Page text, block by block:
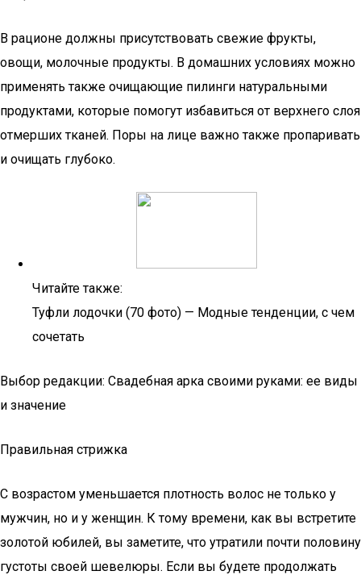
В рационе должны присутствовать свежие фрукты,
овощи, молочные продукты. В домашних условиях можно
применять также очищающие пилинги натуральными
продуктами, которые помогут избавиться от верхнего слоя
отмерших тканей. Поры на лице важно также пропаривать
и очищать глубоко.
Читайте также:
Туфли лодочки (70 фото) — Модные тенденции, с чем
сочетать
Выбор редакции: Свадебная арка своими руками: ее виды
и значение
Правильная стрижка
С возрастом уменьшается плотность волос не только у
мужчин, но и у женщин. К тому времени, как вы встретите
золотой юбилей, вы заметите, что утратили почти половину
густоты своей шевелюры. Если вы будете продолжать